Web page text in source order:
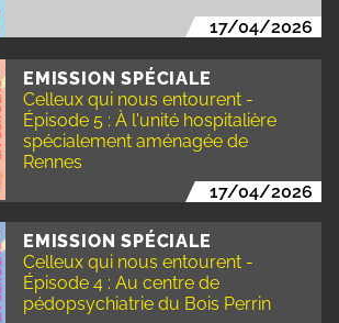
17/04/2026
EMISSION SPÉCIALE
Celleux qui nous entourent -
Épisode 5 : À l'unité hospitalière
spécialement aménagée de
Rennes
17/04/2026
EMISSION SPÉCIALE
Celleux qui nous entourent -
Épisode 4 : Au centre de
pédopsychiatrie du Bois Perrin